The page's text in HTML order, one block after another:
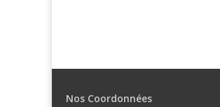
Nos Coordonnées